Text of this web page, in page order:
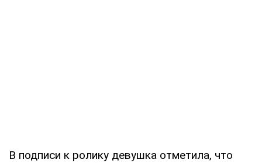
В подписи к ролику девушка отметила, что